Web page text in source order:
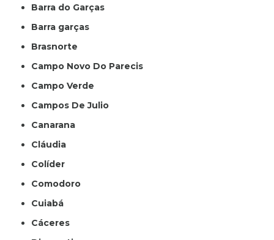
Barra do Garças
Barra garças
Brasnorte
Campo Novo Do Parecis
Campo Verde
Campos De Julio
Canarana
Cláudia
Colíder
Comodoro
Cuiabá
Cáceres